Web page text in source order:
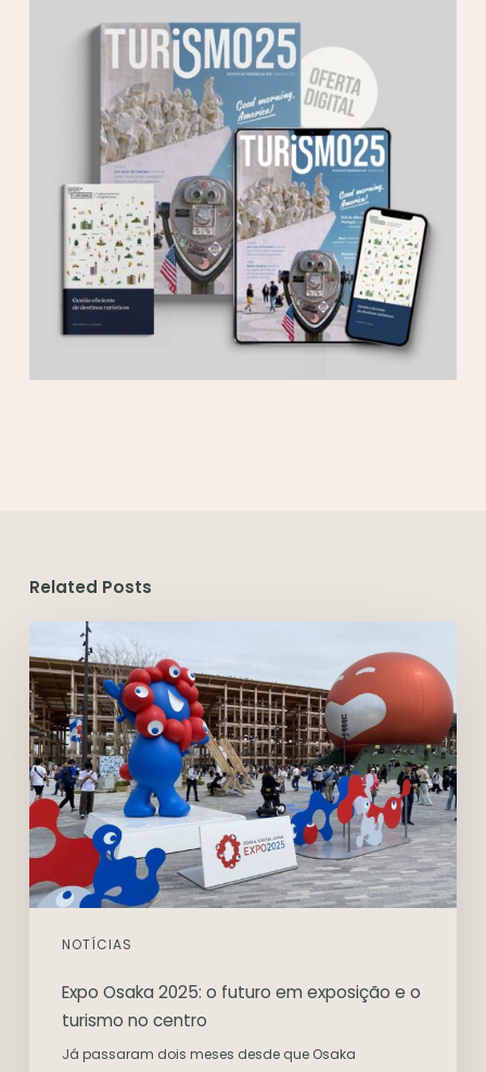
Related Posts
NOTÍCIAS
Expo Osaka 2025: o futuro em exposição e o
turismo no centro
Já passaram dois meses desde que Osaka